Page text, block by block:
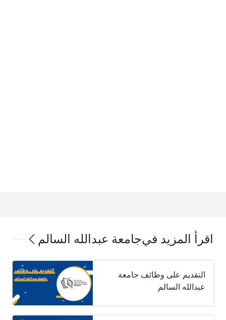
اقرأ المزيد فيجامعة عبدالله السالم
التقديم على وظائف جامعة
عبدالله السالم